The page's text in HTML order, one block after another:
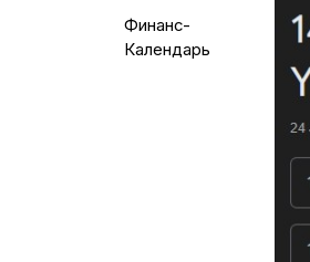
Финанс-
Календарь